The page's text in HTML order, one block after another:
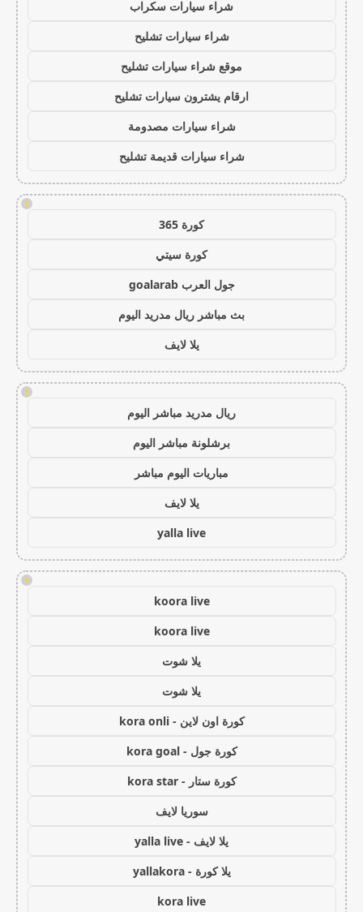
شراء سيارات سكراب
شراء سيارات تشليح
موقع شراء سيارات تشليح
ارقام يشترون سيارات تشليح
شراء سيارات مصدومة
شراء سيارات قديمة تشليح
!
كورة 365
كورة سيتي
جول العرب goalarab
بث مباشر ريال مدريد اليوم
يلا لايف
!
ريال مدريد مباشر اليوم
برشلونة مباشر اليوم
مباريات اليوم مباشر
يلا لايف
yalla live
!
koora live
koora live
يلا شوت
يلا شوت
كورة اون لاين - kora onli
كورة جول - kora goal
كورة ستار - kora star
سوريا لايف
يلا لايف - yalla live
يلا كورة - yallakora
kora live